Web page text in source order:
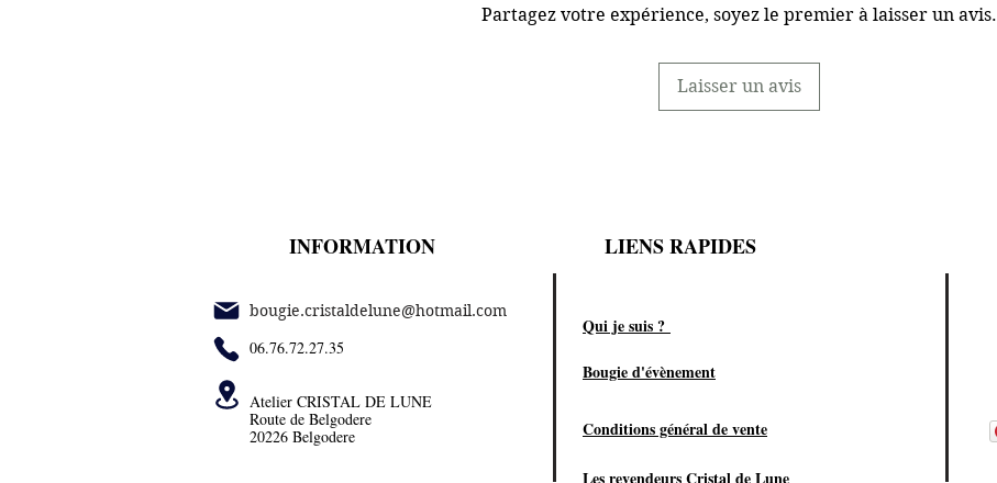
Partagez votre expérience, soyez le premier à laisser un avis.
Laisser un avis
INFORMATION LIENS RAPIDES
bougie.cristaldelune@hotmail.com
06.76.72.27.35
Qui je suis ?
Bougie d'évènement
Conditions général de vente
Les revendeurs Cristal de Lune
Atelier CRISTAL DE LUNE
Route de Belgodere
20226 Belgodere